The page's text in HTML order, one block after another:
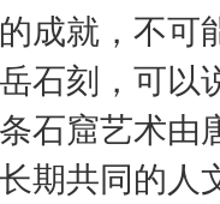
成就，不可
石刻，可以
石窟艺术
期共同的人